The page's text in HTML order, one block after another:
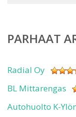
PARHAAT
Radial Oy
BL Mittarengas
Autohuolto K-